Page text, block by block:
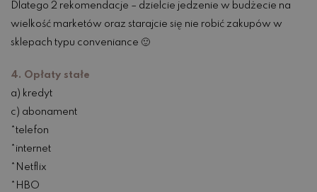
Dlatego 2 rekomendacje – dzielcie jedzenie w budżecie na
wielkość marketów oraz starajcie się nie robić zakupów w
sklepach typu conveniance 🙂
4. Opłaty stałe
a) kredyt
c) abonament
*telefon
*internet
*Netflix
*HBO